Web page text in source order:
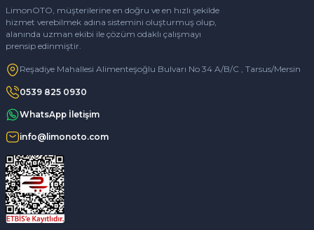
LimonOTO, müşterilerine en doğru ve en hızlı şekilde
hizmet verebilmek adına sistemini oluşturmuş olup,
alanında uzman ekibi ile çözüm odaklı çalışmayı
prensip edinmiştir.
Reşadiye Mahallesi Alimenteşoğlu Bulvarı No 34 A/B/C , Tarsus/Mersin
0539 825 0930
WhatsApp İletişim
info@limonoto.com